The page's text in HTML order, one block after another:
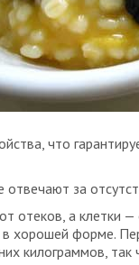
что
за
отеков, а клетки
хорошей форме.
килограммов, так